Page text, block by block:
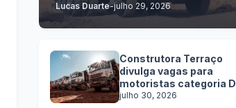
e E
Lucas Duarte-julho 29, 2026
Construtora Terraço
divulga vagas para
motoristas categoria D
julho 30, 2026